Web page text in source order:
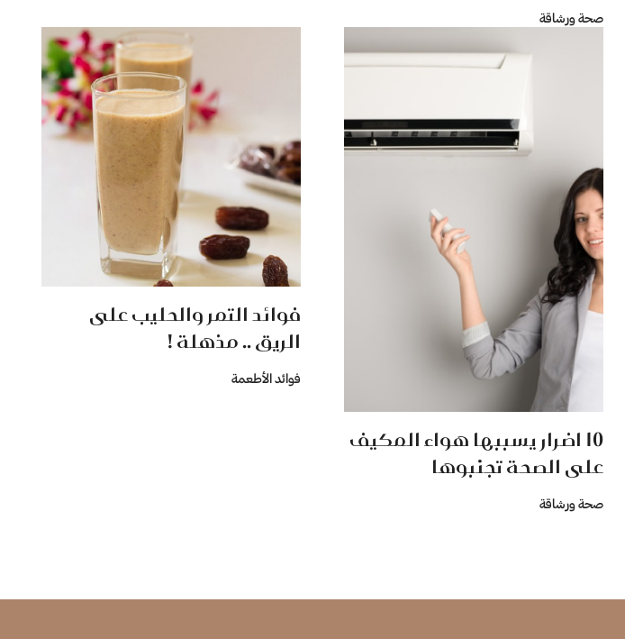
صحة ورشاقة
10 اضرار يسببها هواء المكيف
على الصحة تجنبوها
صحة ورشاقة
فوائد التمر والحليب على
الريق .. مذهلة !
فوائد الأطعمة